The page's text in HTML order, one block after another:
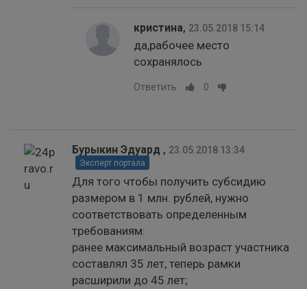
кристина, 23.05.2018 15:14
да,рабочее место
сохранялось
Ответить 0
Бурыкин Эдуард , 23.05.2018 13:34
Эксперт портала
Для того чтобы получить субсидию
размером в 1 млн. рублей, нужно
соответствовать определенным
требованиям:
ранее максимальный возраст участника
составлял 35 лет, теперь рамки
расширили до 45 лет;